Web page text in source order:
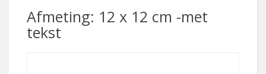
Afmeting: 12 x 12 cm -met
tekst